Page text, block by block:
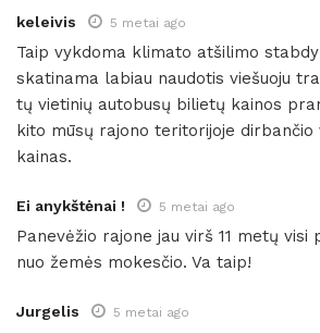
keleivis 5 metai ago
Taip vykdoma klimato atšilimo
skatinama labiau naudotis viešuoju
tų vietinių autobusų bilietų kainos
kito mūsų rajono teritorijoje dirbančio
kainas.
Ei anykštėnai ! 5 metai ago
Panevėžio rajone jau virš 11 metų visi
nuo žemės mokesčio. Va taip!
Jurgelis 5 metai ago